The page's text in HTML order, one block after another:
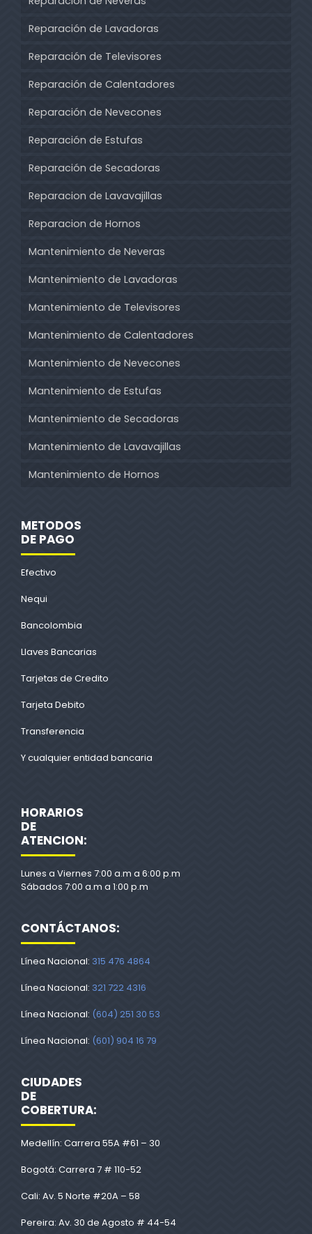
Reparación de Lavadoras
Reparación de Televisores
Reparación de Calentadores
Reparación de Nevecones
Reparación de Estufas
Reparación de Secadoras
Reparacion de Lavavajillas
Reparacion de Hornos
Mantenimiento de Neveras
Mantenimiento de Lavadoras
Mantenimiento de Televisores
Mantenimiento de Calentadores
Mantenimiento de Nevecones
Mantenimiento de Estufas
Mantenimiento de Secadoras
Mantenimiento de Lavavajillas
Mantenimiento de Hornos
METODOS
DE PAGO
Efectivo
Nequi
Bancolombia
Llaves Bancarias
Tarjetas de Credito
Tarjeta Debito
Transferencia
Y cualquier entidad bancaria
HORARIOS
DE
ATENCION:
Lunes a Viernes 7:00 a.m a 6:00 p.m
Sábados 7:00 a.m a 1:00 p.m
CONTÁCTANOS:
Línea Nacional: 315 476 4864
Línea Nacional: 321 722 4316
Línea Nacional: (604) 251 30 53
Línea Nacional: (601) 904 16 79
CIUDADES
DE
COBERTURA:
Medellín: Carrera 55A #61 – 30
Bogotá: Carrera 7 # 110-52
Cali: Av. 5 Norte #20A – 58
Pereira: Av. 30 de Agosto # 44-54